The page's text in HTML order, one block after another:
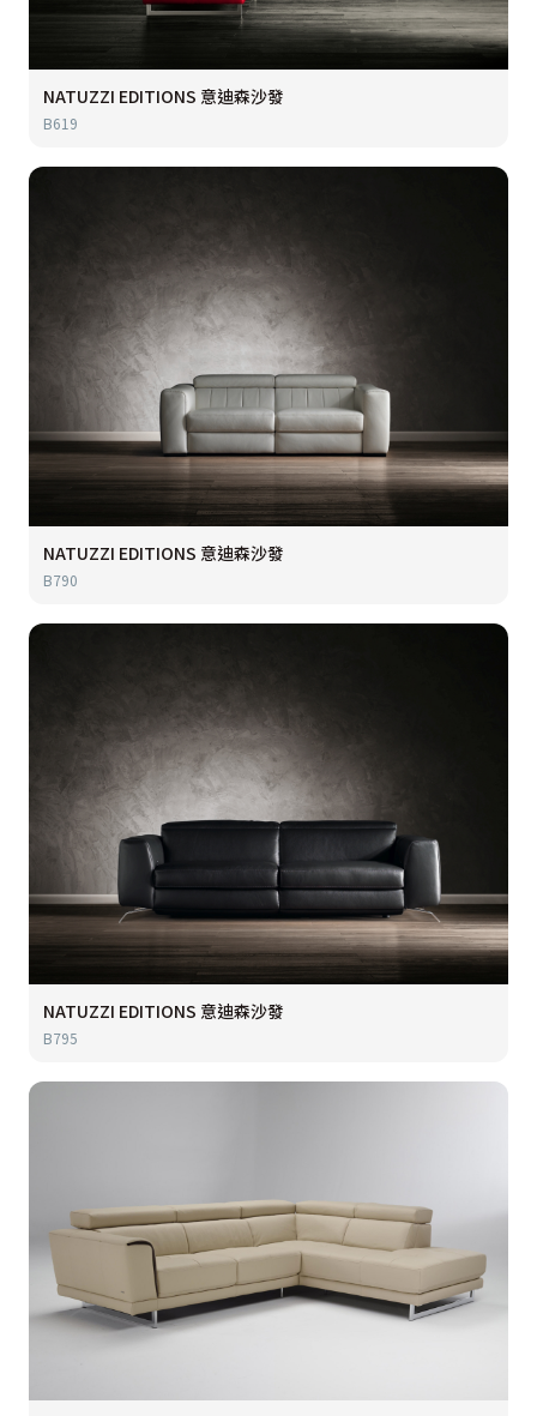
NATUZZI EDITIONS 意迪森沙發
B619
NATUZZI EDITIONS 意迪森沙發
B790
NATUZZI EDITIONS 意迪森沙發
B795